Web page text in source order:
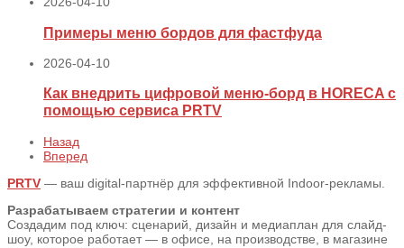
Примеры меню бордов для фастфуда
2026-04-10
Как внедрить цифровой меню‑борд в HORECA с
помощью сервиса PRTV
Назад
Вперед
PRTV — ваш digital-партнёр для эффективной Indoor-рекламы.
Разрабатываем стратегии и контент
Создадим под ключ: сценарий, дизайн и медиаплан для слайд-
шоу, которое работает — в офисе, на производстве, в магазине